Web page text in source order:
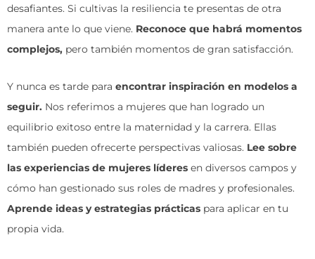
desafiantes. Si cultivas la resiliencia te presentas de otra
manera ante lo que viene. Reconoce que habrá momentos
complejos, pero también momentos de gran satisfacción.
Y nunca es tarde para encontrar inspiración en modelos a
seguir. Nos referimos a mujeres que han logrado un
equilibrio exitoso entre la maternidad y la carrera. Ellas
también pueden ofrecerte perspectivas valiosas. Lee sobre
las experiencias de mujeres líderes en diversos campos y
cómo han gestionado sus roles de madres y profesionales.
Aprende ideas y estrategias prácticas para aplicar en tu
propia vida.